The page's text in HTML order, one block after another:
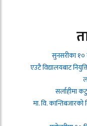
सुनसरीका १०
एउटै विद्यालयबाट
सर्लाहीमा
मा. वि.